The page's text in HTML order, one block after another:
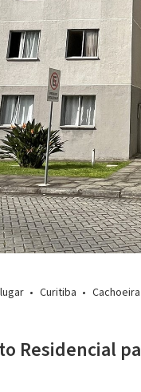
Curitiba Cachoeira
Residencial